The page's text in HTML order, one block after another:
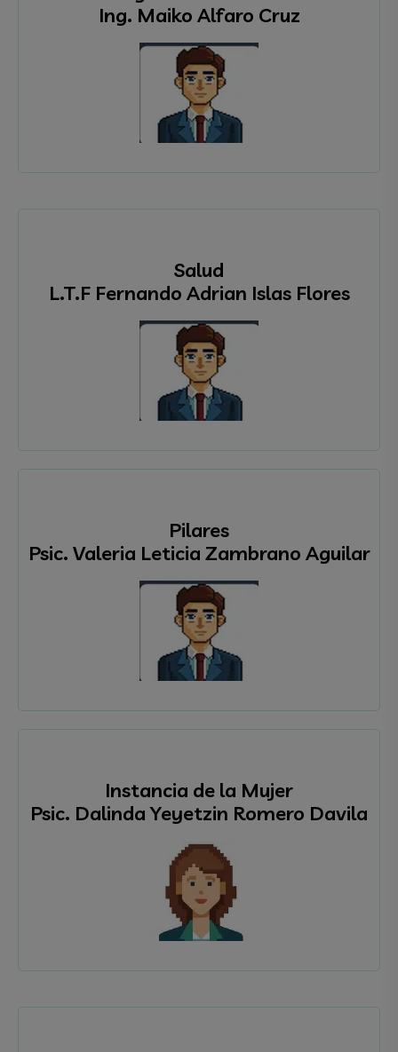
Ing. Maiko Alfaro Cruz
Salud
L.T.F Fernando Adrian Islas Flores
Pilares
Psic. Valeria Leticia Zambrano Aguilar
Instancia de la Mujer
Psic. Dalinda Yeyetzin Romero Davila